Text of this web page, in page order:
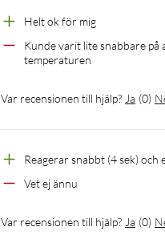
Helt ok för mig
Kunde varit lite snabbare på
temperaturen
Var recensionen till hjälp? Ja (0)
Reagerar snabbt (4 sek) och
Vet ej ännu
Var recensionen till hjälp? Ja (0)